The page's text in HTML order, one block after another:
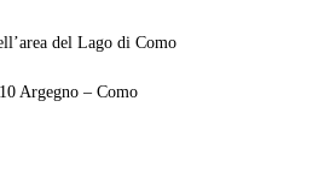
del Lago di Como
Argegno – Como